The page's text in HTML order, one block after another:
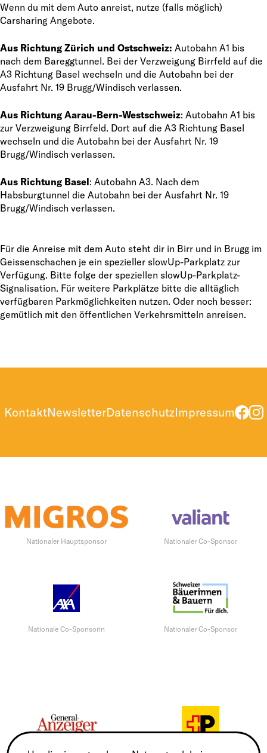
Wenn du mit dem Auto anreist, nutze (falls möglich)
Carsharing Angebote.
Aus Richtung Zürich und Ostschweiz: Autobahn A1 bis
nach dem Bareggtunnel. Bei der Verzweigung Birrfeld auf die
A3 Richtung Basel wechseln und die Autobahn bei der
Ausfahrt Nr. 19 Brugg/Windisch verlassen.
Aus Richtung Aarau-Bern-Westschweiz: Autobahn A1 bis
zur Verzweigung Birrfeld. Dort auf die A3 Richtung Basel
wechseln und die Autobahn bei der Ausfahrt Nr. 19
Brugg/Windisch verlassen.
Aus Richtung Basel: Autobahn A3. Nach dem
Habsburgtunnel die Autobahn bei der Ausfahrt Nr. 19
Brugg/Windisch verlassen.
Für die Anreise mit dem Auto steht dir in Birr und in Brugg im
Geissenschachen je ein spezieller slowUp-Parkplatz zur
Verfügung. Bitte folge der speziellen slowUp-Parkplatz-
Signalisation. Für weitere Parkplätze bitte die alltäglich
verfügbaren Parkmöglichkeiten nutzen. Oder noch besser:
gemütlich mit den öffentlichen Verkehrsmitteln anreisen.
KontaktNewsletterDatenschutzImpressum
Nationaler Hauptsponsor Nationaler Co-Sponsor
Nationale Co-Sponsorin Nationaler Co-Sponsor